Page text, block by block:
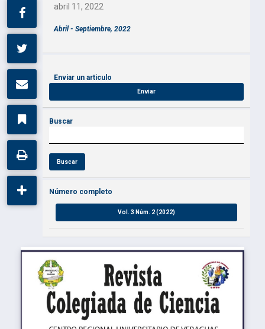
abril 11, 2022
Abril - Septiembre, 2022
Enviar un articulo
Enviar
Buscar
Buscar
Número completo
Vol. 3 Núm. 2 (2022)